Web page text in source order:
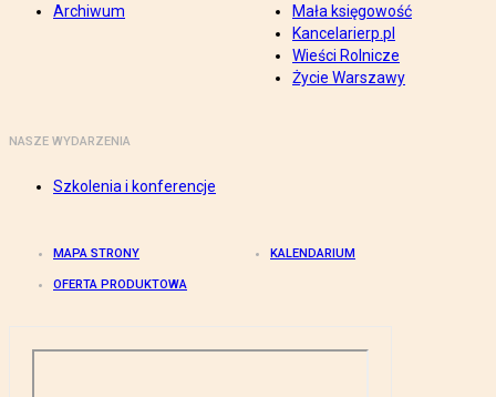
Archiwum
Mała księgowość
Kancelarierp.pl
Wieści Rolnicze
Życie Warszawy
NASZE WYDARZENIA
Szkolenia i konferencje
MAPA STRONY KALENDARIUM
OFERTA PRODUKTOWA